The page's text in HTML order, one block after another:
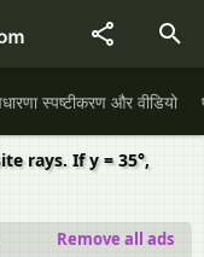
स्पष्टीकरण और वीडियो
rays. If y = 35°,
Remove all ads